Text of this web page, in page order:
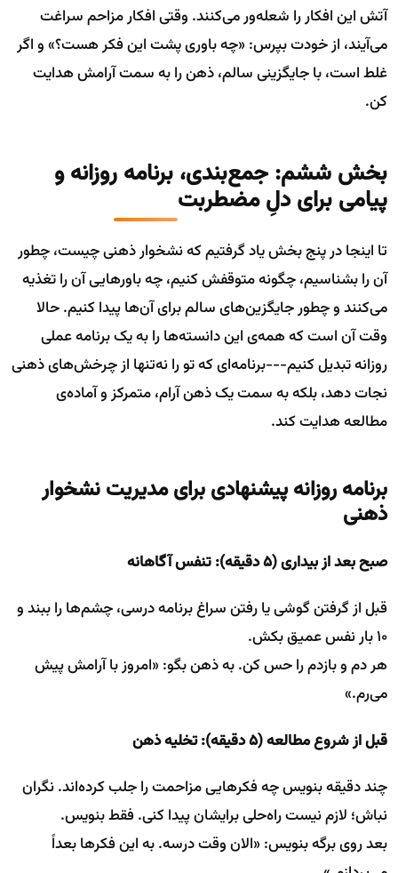
آتش این افکار را شعله‌ور می‌کنند. وقتی افکار مزاحم سراغت
می‌آیند، از خودت بپرس: «چه باوری پشت این فکر هست؟» و اگر
غلط است، با جایگزینی سالم، ذهن را به سمت آرامش هدایت
کن.
بخش ششم: جمع‌بندی، برنامه روزانه و
پیامی برای دلِ مضطربت
تا اینجا در پنج بخش یاد گرفتیم که نشخوار ذهنی چیست، چطور
آن را بشناسیم، چگونه متوقفش کنیم، چه باورهایی آن را تغذیه
می‌کنند و چطور جایگزین‌های سالم برای آن‌ها پیدا کنیم. حالا
وقت آن است که همه‌ی این دانسته‌ها را به یک برنامه عملی
روزانه تبدیل کنیم---برنامه‌ای که تو را نه‌تنها از چرخش‌های ذهنی
نجات دهد، بلکه به سمت یک ذهن آرام، متمرکز و آماده‌ی
مطالعه هدایت کند.
برنامه روزانه پیشنهادی برای مدیریت نشخوار
ذهنی
صبح بعد از بیداری (۵ دقیقه): تنفس آگاهانه
قبل از گرفتن گوشی یا رفتن سراغ برنامه درسی، چشم‌ها را ببند و
۱۰ بار نفس عمیق بکش.
هر دم و بازدم را حس کن. به ذهن بگو: «امروز با آرامش پیش
می‌رم.»
قبل از شروع مطالعه (۵ دقیقه): تخلیه ذهن
چند دقیقه بنویس چه فکرهایی مزاحمت را جلب کرده‌اند. نگران
نباش؛ لازم نیست راه‌حلی برایشان پیدا کنی. فقط بنویس.
بعد روی برگه بنویس: «الان وقت درسه. به این فکرها بعداً